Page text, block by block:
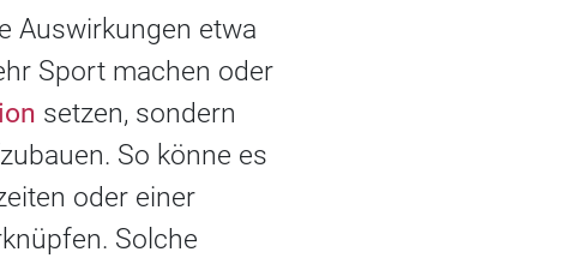
Auswirkungen etwa
Sport machen oder
setzen, sondern
So könne es
oder einer
Solche